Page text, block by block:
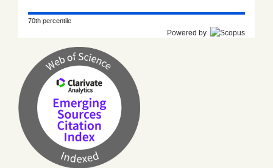
70th percentile
Powered by